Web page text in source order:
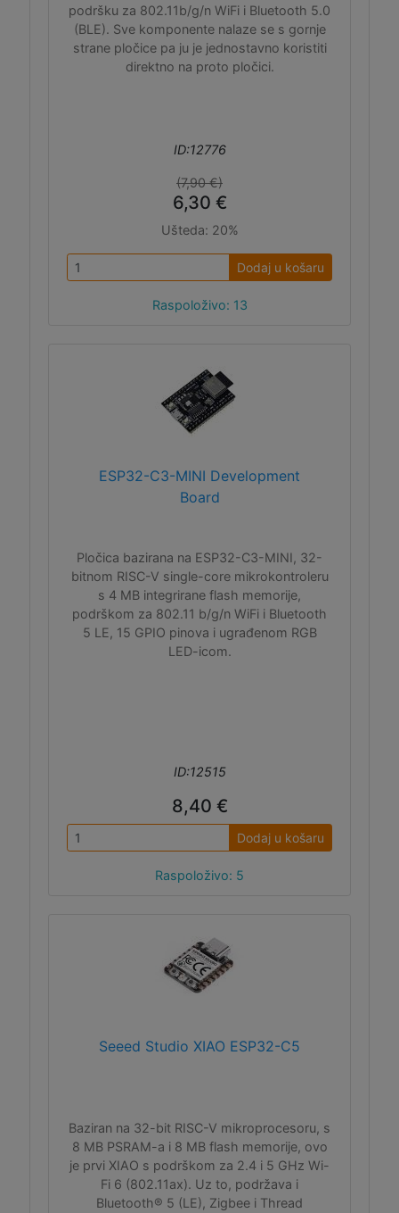
podršku za 802.11b/g/n WiFi i Bluetooth 5.0
(BLE). Sve komponente nalaze se s gornje
strane pločice pa ju je jednostavno koristiti
direktno na proto pločici.
ID:12776
(7,90 €)
6,30 €
Ušteda: 20%
Dodaj u košaru
Raspoloživo: 13
ESP32-C3-MINI Development
Board
Pločica bazirana na ESP32-C3-MINI, 32-
bitnom RISC-V single-core mikrokontroleru
s 4 MB integrirane flash memorije,
podrškom za 802.11 b/g/n WiFi i Bluetooth
5 LE, 15 GPIO pinova i ugrađenom RGB
LED-icom.
ID:12515
8,40 €
Dodaj u košaru
Raspoloživo: 5
Seeed Studio XIAO ESP32-C5
Baziran na 32-bit RISC-V mikroprocesoru, s
8 MB PSRAM-a i 8 MB flash memorije, ovo
je prvi XIAO s podrškom za 2.4 i 5 GHz Wi-
Fi 6 (802.11ax). Uz to, podržava i
Bluetooth® 5 (LE), Zigbee i Thread